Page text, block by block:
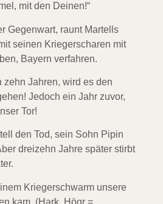
mit den Deinen!“
Gegenwart, raunt Martells
seinen Kriegerscharen mit
Bayern verfahren.
zehn Jahren, wird es den
Jedoch ein Jahr zuvor,
Tor!
den Tod, sein Sohn Pipin
dreizehn Jahre später stirbt
Kriegerschwarm unsere
kam. (Hark, Högr =